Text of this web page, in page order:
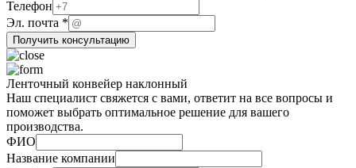
Телефон
Эл. почта *
Получить консультацию
Ленточный конвейер наклонный
Наш специалист свяжется с вами, ответит на все вопросы и
поможет выбрать оптимальное решение для вашего
производства.
ФИО
Название компании